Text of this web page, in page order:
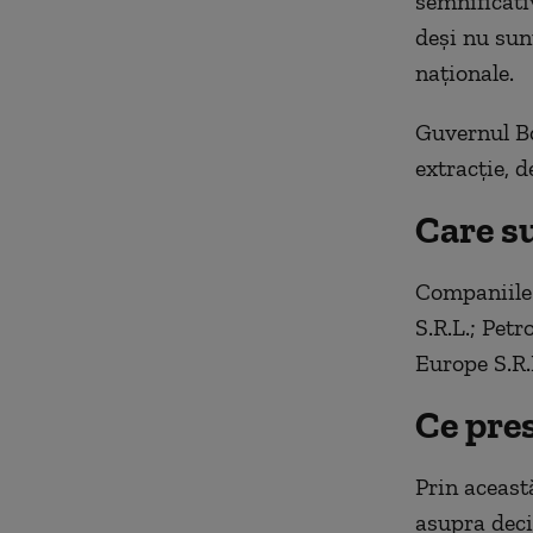
deși nu
naționale.
Guvernul
extracție,
Care
S.R.L.;
Europe
Ce
Prin
asupra